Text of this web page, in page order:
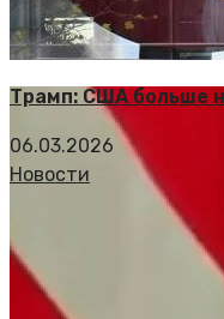
Трамп: США больше
06.03.2026
Новости